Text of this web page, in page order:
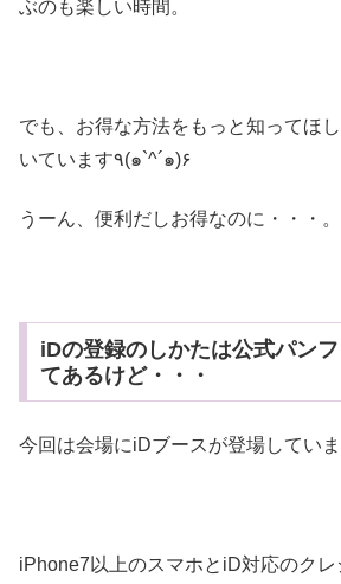
ぶのも楽しい時間。
でも、お得な方法をもっと知ってほ
いています٩(๑`^´๑)۶
うーん、便利だしお得なのに・・・。
iDの登録のしかたは公式パン
てあるけど・・・
今回は会場にiDブースが登場していま
iPhone7以上のスマホとiD対応のク